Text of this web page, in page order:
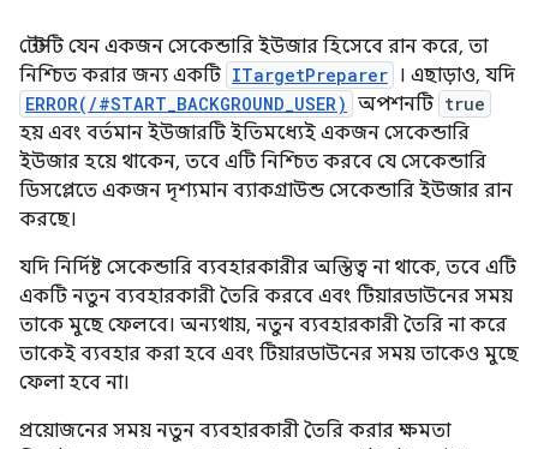
টেস্টটি যেন একজন সেকেন্ডারি ইউজার হিসেবে রান করে, তা
নিশ্চিত করার জন্য একটি ITargetPreparer । এছাড়াও, যদি
ERROR(/#START_BACKGROUND_USER) অপশনটি true
হয় এবং বর্তমান ইউজারটি ইতিমধ্যেই একজন সেকেন্ডারি
ইউজার হয়ে থাকেন, তবে এটি নিশ্চিত করবে যে সেকেন্ডারি
ডিসপ্লেতে একজন দৃশ্যমান ব্যাকগ্রাউন্ড সেকেন্ডারি ইউজার রান
করছে।
যদি নির্দিষ্ট সেকেন্ডারি ব্যবহারকারীর অস্তিত্ব না থাকে, তবে এটি
একটি নতুন ব্যবহারকারী তৈরি করবে এবং টিয়ারডাউনের সময়
তাকে মুছে ফেলবে। অন্যথায়, নতুন ব্যবহারকারী তৈরি না করে
তাকেই ব্যবহার করা হবে এবং টিয়ারডাউনের সময় তাকেও মুছে
ফেলা হবে না।
প্রয়োজনের সময় নতুন ব্যবহারকারী তৈরি করার ক্ষমতা